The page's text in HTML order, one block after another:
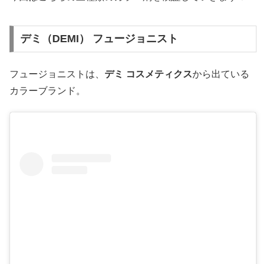
デミ（DEMI） フュージョニスト
フュージョニストは、 デミ コスメティクスから出ている
カラーブランド。